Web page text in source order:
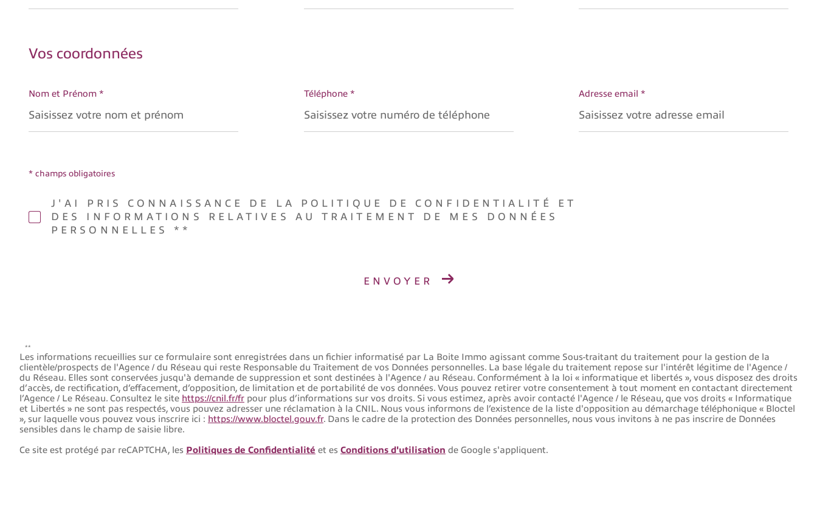
Vos coordonnées
Nom et Prénom * Téléphone * Adresse email *
* champs obligatoires
J'AI PRIS CONNAISSANCE DE LA POLITIQUE DE CONFIDENTIALITÉ ET
DES INFORMATIONS RELATIVES AU TRAITEMENT DE MES DONNÉES
PERSONNELLES **
ENVOYER
**
Les informations recueillies sur ce formulaire sont enregistrées dans un fichier informatisé par La Boite Immo agissant comme Sous-traitant du traitement pour la gestion de la
clientèle/prospects de l'Agence / du Réseau qui reste Responsable du Traitement de vos Données personnelles. La base légale du traitement repose sur l'intérêt légitime de l'Agence /
du Réseau. Elles sont conservées jusqu'à demande de suppression et sont destinées à l'Agence / au Réseau. Conformément à la loi « informatique et libertés », vous disposez des droits
d’accès, de rectification, d’effacement, d’opposition, de limitation et de portabilité de vos données. Vous pouvez retirer votre consentement à tout moment en contactant directement
l’Agence / Le Réseau. Consultez le site https://cnil.fr/fr pour plus d’informations sur vos droits. Si vous estimez, après avoir contacté l'Agence / le Réseau, que vos droits « Informatique
et Libertés » ne sont pas respectés, vous pouvez adresser une réclamation à la CNIL. Nous vous informons de l’existence de la liste d'opposition au démarchage téléphonique « Bloctel
», sur laquelle vous pouvez vous inscrire ici : https://www.bloctel.gouv.fr. Dans le cadre de la protection des Données personnelles, nous vous invitons à ne pas inscrire de Données
sensibles dans le champ de saisie libre.
Ce site est protégé par reCAPTCHA, les Politiques de Confidentialité et es Conditions d'utilisation de Google s'appliquent.